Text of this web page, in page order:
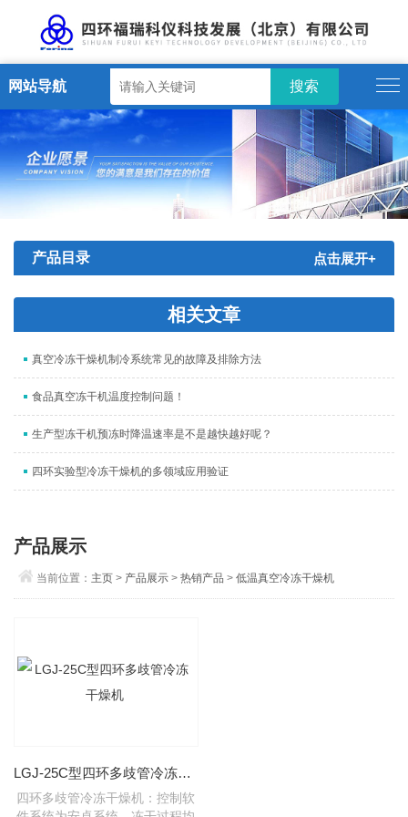
网站导航
产品目录 点击展开+
相关文章
真空冷冻干燥机制冷系统常见的故障及排除方法
食品真空冻干机温度控制问题！
生产型冻干机预冻时降温速率是不是越快越好呢？
四环实验型冷冻干燥机的多领域应用验证
产品展示
当前位置： 主页 > 产品展示 >热销产品 >低温真空冷冻干燥机
LGJ-25C型四环多歧管冷冻干燥机
四环多歧管冷冻干燥机：控制软